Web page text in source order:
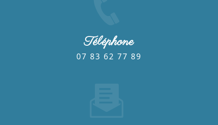
Téléphone
07 83 62 77 89